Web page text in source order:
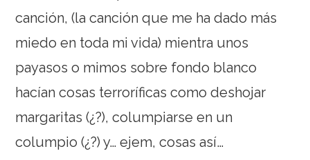
canción, (la canción que me ha dado más
miedo en toda mi vida) mientra unos
payasos o mimos sobre fondo blanco
hacían cosas terroríficas como deshojar
margaritas (¿?), columpiarse en un
columpio (¿?) y… ejem, cosas así…